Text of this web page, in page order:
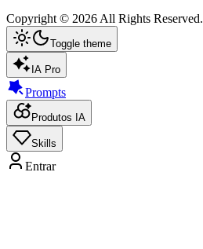
Copyright © 2026 All Rights Reserved.
Toggle theme
IA Pro
Prompts
Produtos IA
Skills
Entrar